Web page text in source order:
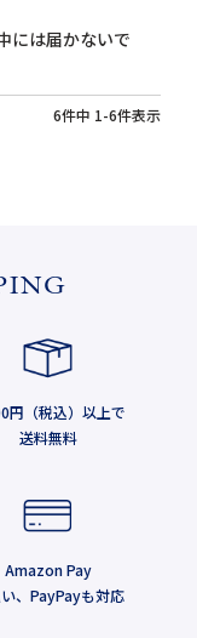
には届かないで
6件中 1-6件表示
円（税込）以上で
送料無料
Amazon Pay
、PayPayも対応